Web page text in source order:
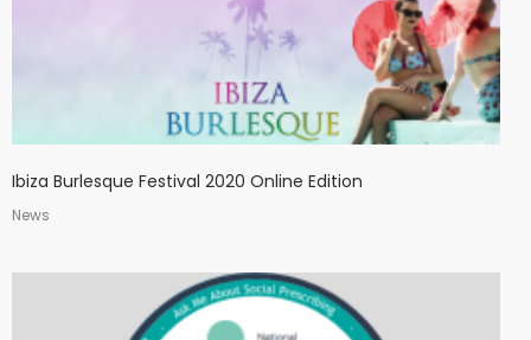
Ibiza Burlesque Festival 2020 Online Edition
News